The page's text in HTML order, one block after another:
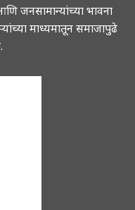
जनसामान्यांच्या भावना
माध्यमातून समाजापुढे